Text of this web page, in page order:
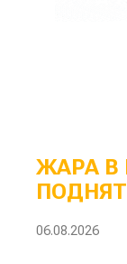
ЖАРА В
06.08.2026